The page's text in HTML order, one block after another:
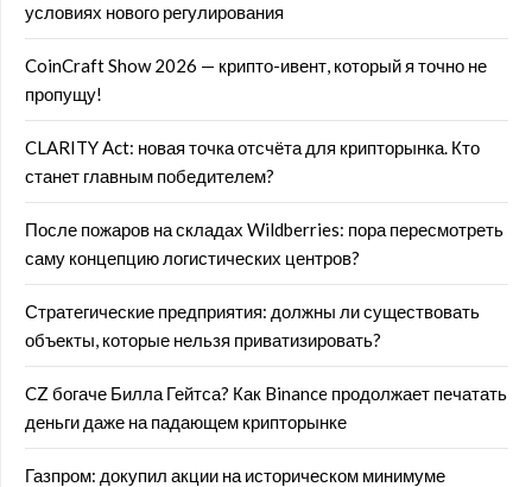
условиях нового регулирования
CoinCraft Show 2026 — крипто-ивент, который я точно не
пропущу!
CLARITY Act: новая точка отсчёта для крипторынка. Кто
станет главным победителем?
После пожаров на складах Wildberries: пора пересмотреть
саму концепцию логистических центров?
Стратегические предприятия: должны ли существовать
объекты, которые нельзя приватизировать?
CZ богаче Билла Гейтса? Как Binance продолжает печатать
деньги даже на падающем крипторынке
Газпром: докупил акции на историческом минимуме